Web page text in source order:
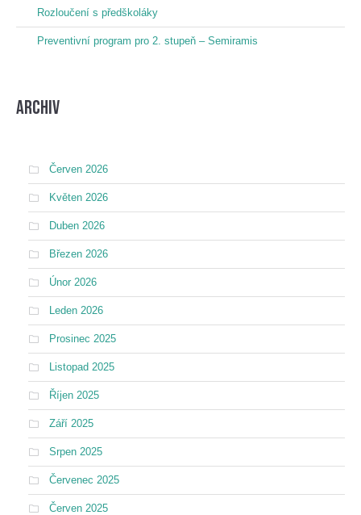
Rozloučení s předškoláky
Preventivní program pro 2. stupeň – Semiramis
Archiv
Červen 2026
Květen 2026
Duben 2026
Březen 2026
Únor 2026
Leden 2026
Prosinec 2025
Listopad 2025
Říjen 2025
Září 2025
Srpen 2025
Červenec 2025
Červen 2025